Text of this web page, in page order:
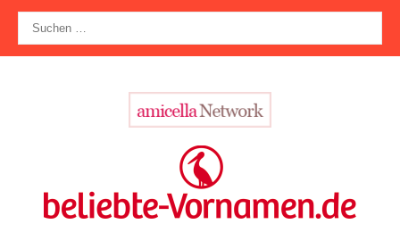
Zum
Inhalt
springen
nach: